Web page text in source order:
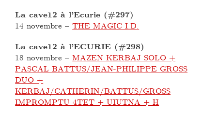
La cave12 à l’Ecurie (#297)
14 novembre –THE MAGIC I.D.
La cave12 à l’ECURIE (#298)
18 novembre –MAZEN KERBAJ SOLO +
PASCAL BATTUS/JEAN-PHILIPPE GROSS
DUO +
KERBAJ/CATHERIN/BATTUS/GROSS
IMPROMPTU 4TET + UIUTNA + H